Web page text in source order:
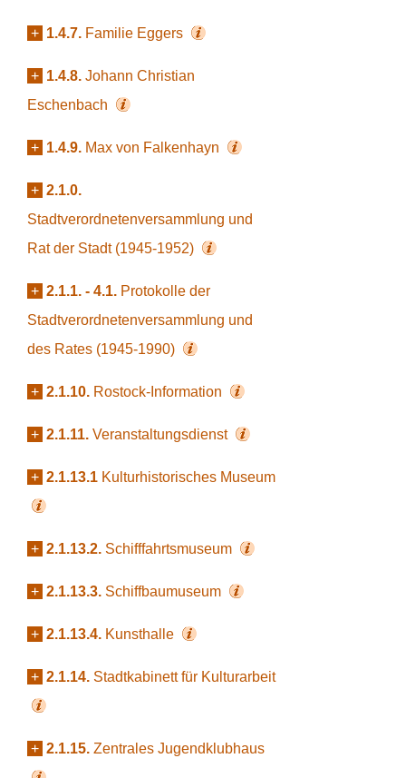
+ 1.4.7. Familie Eggers
+ 1.4.8. Johann Christian
Eschenbach
+ 1.4.9. Max von Falkenhayn
+ 2.1.0.
Stadtverordnetenversammlung und
Rat der Stadt (1945-1952)
+ 2.1.1. - 4.1. Protokolle der
Stadtverordnetenversammlung und
des Rates (1945-1990)
+ 2.1.10. Rostock-Information
+ 2.1.11. Veranstaltungsdienst
+ 2.1.13.1 Kulturhistorisches Museum
+ 2.1.13.2. Schifffahrtsmuseum
+ 2.1.13.3. Schiffbaumuseum
+ 2.1.13.4. Kunsthalle
+ 2.1.14. Stadtkabinett für Kulturarbeit
+ 2.1.15. Zentrales Jugendklubhaus